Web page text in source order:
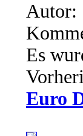
Autor:
Es
Euro